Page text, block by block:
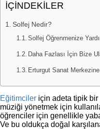
İÇİNDEKİLER
Solfej Nedir?
Solfej Öğrenmenize
Daha Fazlası İçin Bize
Erturgut Sanat
Eğitimciler için adeta tipik
müziği yönetmek için
öğrenciler için genellikle
Ve bu oldukça doğal